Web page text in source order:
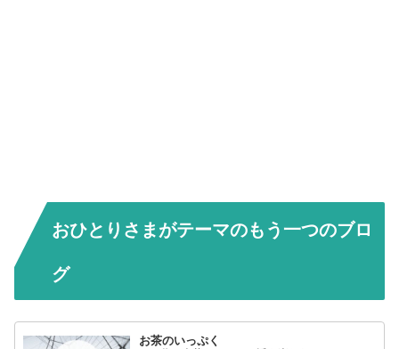
おひとりさまがテーマのもう一つのブロ
グ
お茶のいっぷく